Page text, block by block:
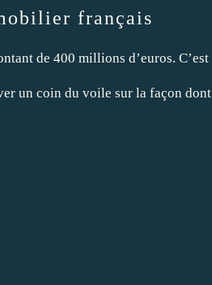
français
de 400 millions d’euros.
un coin du voile sur la façon